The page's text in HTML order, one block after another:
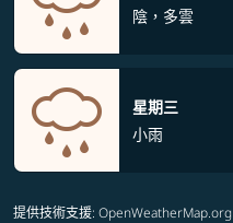
陰，多雲
星期三
小雨
提供技術支援: OpenWeatherMap.org